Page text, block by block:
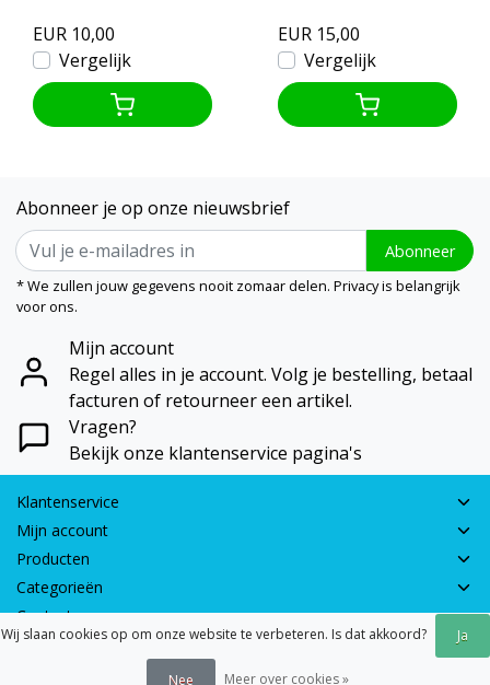
EUR 10,00
Vergelijk
EUR 15,00
Vergelijk
Abonneer je op onze nieuwsbrief
Abonneer
* We zullen jouw gegevens nooit zomaar delen. Privacy is belangrijk
voor ons.
Mijn account
Regel alles in je account. Volg je bestelling, betaal
facturen of retourneer een artikel.
Vragen?
Bekijk onze klantenservice pagina's
Klantenservice
Mijn account
Producten
Categorieën
Contactgegevens
© 2026 - Earth Games | Realisatie:webshop-service.nl
Wij slaan cookies op om onze website te verbeteren. Is dat akkoord? Ja
Nee Meer over cookies »